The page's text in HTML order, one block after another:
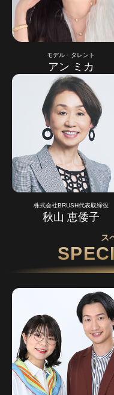
モデル・タレント
アン ミカ
株式会社BRUSH代表取締役
秋山 恵倭子
ス